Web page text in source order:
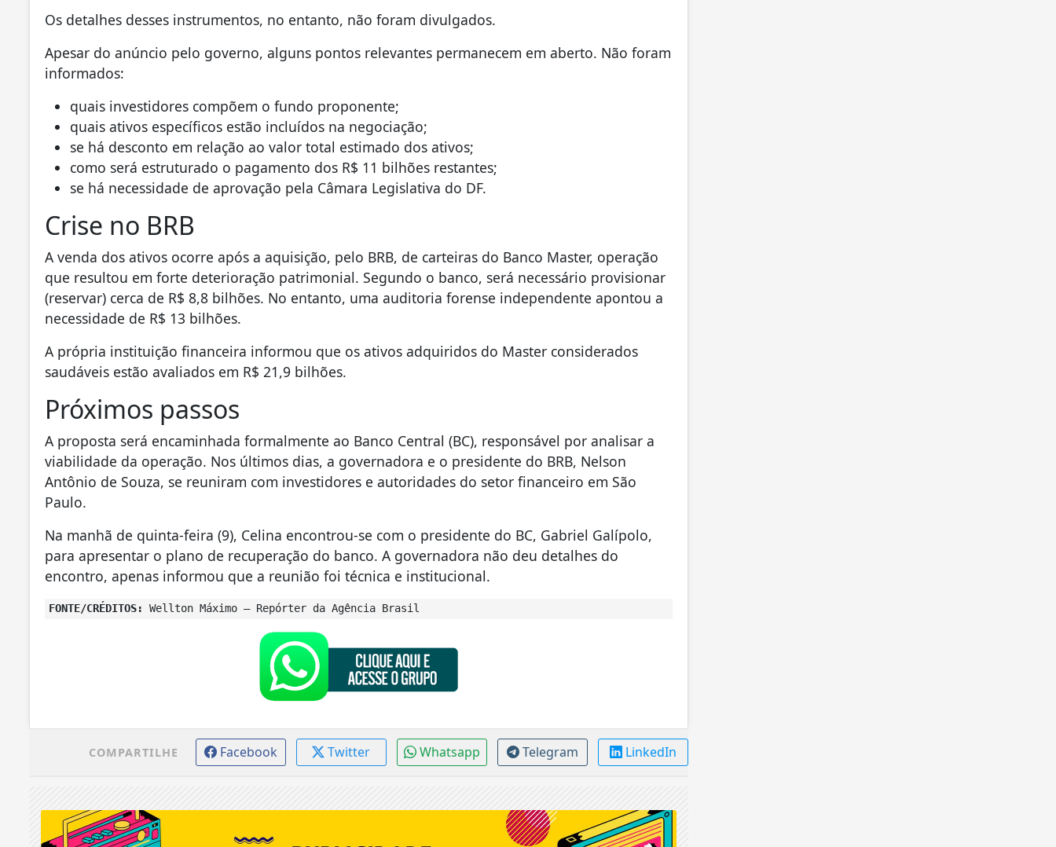
Os detalhes desses instrumentos, no entanto, não foram divulgados.
Apesar do anúncio pelo governo, alguns pontos relevantes permanecem em aberto. Não foram
informados:
quais investidores compõem o fundo proponente;
quais ativos específicos estão incluídos na negociação;
se há desconto em relação ao valor total estimado dos ativos;
como será estruturado o pagamento dos R$ 11 bilhões restantes;
se há necessidade de aprovação pela Câmara Legislativa do DF.
Crise no BRB
A venda dos ativos ocorre após a aquisição, pelo BRB, de carteiras do Banco Master, operação
que resultou em forte deterioração patrimonial. Segundo o banco, será necessário provisionar
(reservar) cerca de R$ 8,8 bilhões. No entanto, uma auditoria forense independente apontou a
necessidade de R$ 13 bilhões.
A própria instituição financeira informou que os ativos adquiridos do Master considerados
saudáveis estão avaliados em R$ 21,9 bilhões.
Próximos passos
A proposta será encaminhada formalmente ao Banco Central (BC), responsável por analisar a
viabilidade da operação. Nos últimos dias, a governadora e o presidente do BRB, Nelson
Antônio de Souza, se reuniram com investidores e autoridades do setor financeiro em São
Paulo.
Na manhã de quinta-feira (9), Celina encontrou-se com o presidente do BC, Gabriel Galípolo,
para apresentar o plano de recuperação do banco. A governadora não deu detalhes do
encontro, apenas informou que a reunião foi técnica e institucional.
FONTE/CRÉDITOS: Wellton Máximo – Repórter da Agência Brasil
COMPARTILHE Facebook Twitter Whatsapp Telegram LinkedIn